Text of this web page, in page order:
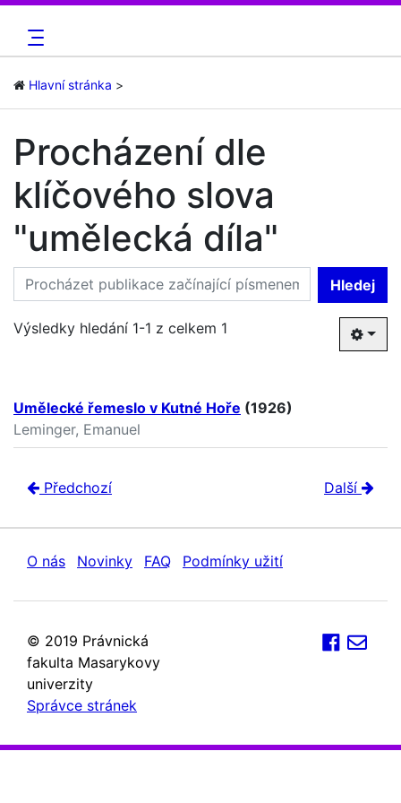
Hlavní stránka
Procházení dle
klíčového slova
"umělecká díla"
Hledej
Výsledky hledání 1-1 z celkem 1
Umělecké řemeslo v Kutné Hoře (1926)
Leminger, Emanuel
Předchozí Další
O nás Novinky FAQ Podmínky užití
© 2019 Právnická
fakulta Masarykovy
univerzity
Správce stránek